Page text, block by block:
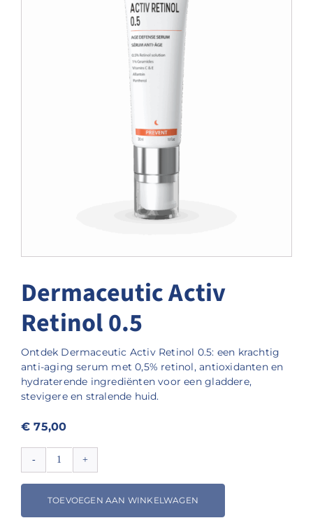
Dermaceutic Activ
Retinol 0.5
Ontdek Dermaceutic Activ Retinol 0.5: een krachtig
anti-aging serum met 0,5% retinol, antioxidanten en
hydraterende ingrediënten voor een gladdere,
stevigere en stralende huid.
€ 75,00
Dermaceutic
Retinol
TOEVOEGEN AAN WINKELWAGEN